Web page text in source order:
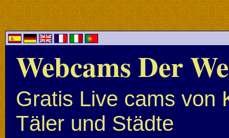
Webcams Der
Gratis Live cams von
Täler und Städte